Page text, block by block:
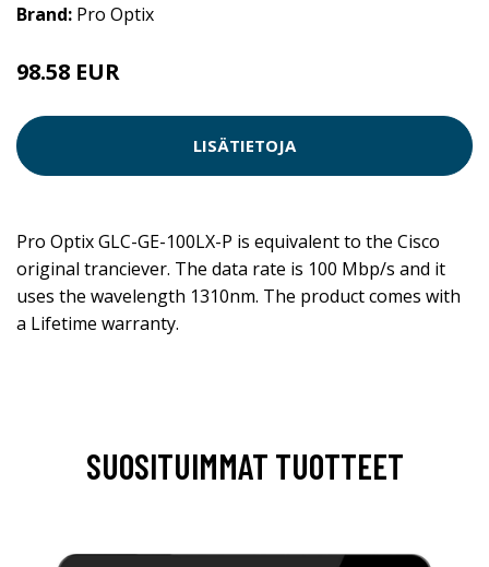
Brand: Pro Optix
98.58 EUR
LISÄTIETOJA
Pro Optix GLC-GE-100LX-P is equivalent to the Cisco
original tranciever. The data rate is 100 Mbp/s and it
uses the wavelength 1310nm. The product comes with
a Lifetime warranty.
SUOSITUIMMAT TUOTTEET